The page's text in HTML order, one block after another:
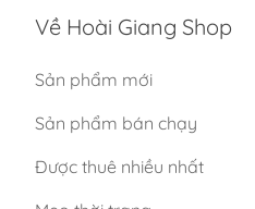
Về Hoài Giang Shop
Sản phẩm mới
Sản phẩm bán chạy
Được thuê nhiều nhất